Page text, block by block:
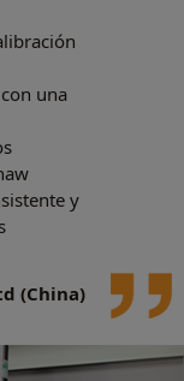
una
y
(China)